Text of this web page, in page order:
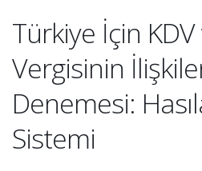
Türkiye İçin
Vergisinin
Denemesi:
Sistemi